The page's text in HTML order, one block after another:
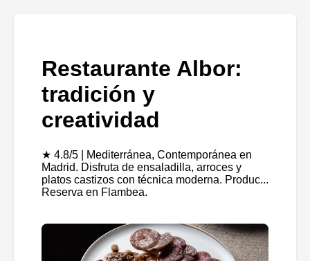
Restaurante Albor:
tradición y
creatividad
★ 4.8/5 | Mediterránea, Contemporánea en
Madrid. Disfruta de ensaladilla, arroces y
platos castizos con técnica moderna. Produc...
Reserva en Flambea.